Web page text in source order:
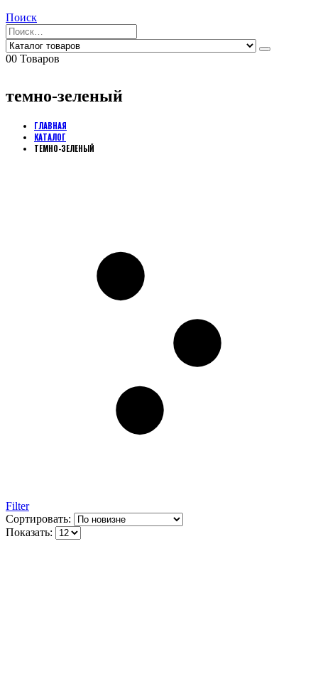
Поиск
00 Товаров
темно-зеленый
ГЛАВНАЯ
КАТАЛОГ
ТЕМНО-ЗЕЛЕНЫЙ
Filter
Сортировать:
Показать: